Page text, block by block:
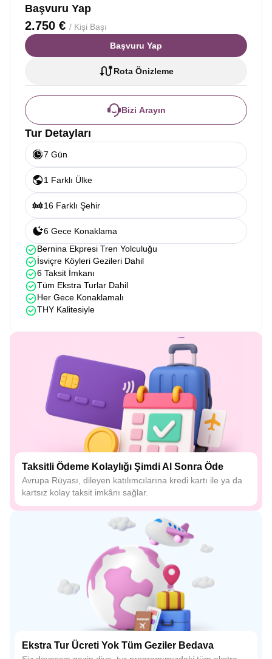
Başvuru Yap
2.750 € / Kişi Başı
Başvuru Yap
Rota Önizleme
Bizi Arayın
Tur Detayları
7 Gün
1 Farklı Ülke
16 Farklı Şehir
6 Gece Konaklama
Bernina Ekpresi Tren Yolculuğu
İsviçre Köyleri Gezileri Dahil
6 Taksit İmkanı
Tüm Ekstra Turlar Dahil
Her Gece Konaklamalı
THY Kalitesiyle
Taksitli Ödeme Kolaylığı Şimdi Al Sonra Öde
Avrupa Rüyası, dileyen katılımcılarına kredi kartı ile ya da
kartsız kolay taksit imkânı sağlar.
Ekstra Tur Ücreti Yok Tüm Geziler Bedava